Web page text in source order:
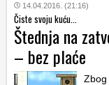
14.04.2016. (21:16)
Čiste svoju kuću...
Štednja na
– bez plaće
Zbog